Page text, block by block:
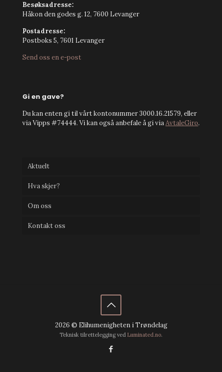
Besøksadresse:
Håkon den godes g. 12, 7600 Levanger
Postadresse:
Postboks 5, 7601 Levanger
Send oss en e-post
Gi en gave?
Du kan enten gi til vårt kontonummer 3000.16.21579, eller
via Vipps #74444. Vi kan også anbefale å gi viaAvtaleGiro.
Aktuelt
Hva skjer?
Om oss
Kontakt oss
2026 © Elihumenigheten i Trøndelag
Teknisk tilrettelegging ved Luminated.no.